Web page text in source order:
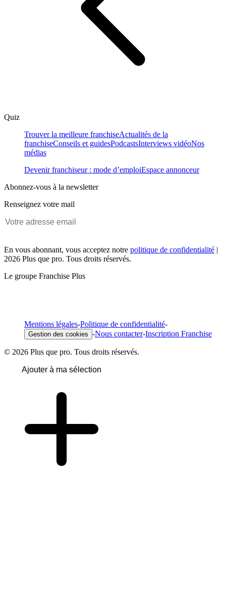
Quiz
Trouver la meilleure franchiseActualités de la
franchiseConseils et guidesPodcastsInterviews vidéoNos
médias
Devenir franchiseur : mode d’emploiEspace annonceur
Abonnez-vous à la newsletter
Renseignez votre mail
En vous abonnant, vous acceptez notre politique de confidentialité |
2026 Plus que pro. Tous droits réservés.
Le groupe Franchise Plus
Mentions légales-Politique de confidentialité-
Gestion des cookies -Nous contacter-Inscription Franchise
© 2026 Plus que pro. Tous droits réservés.
Ajouter à ma sélection